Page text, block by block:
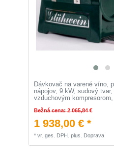
Dávkovač na varené víno,
nápojov, 9 kW, sudový
vzduchovým
Bežná cena: 2 065,84 €
1 938,00 € *
*vr. ges. DPH. plus. Doprava